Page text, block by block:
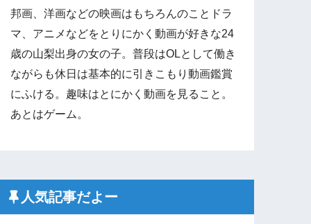
邦画、洋画などの映画はもちろんのことドラ
マ、アニメなどをとりにかく動画が好きな24
歳の山梨出身の女の子。普段はOLとして働き
ながらも休日は基本的に引きこもり動画鑑賞
にふける。趣味はとにかく動画を見ること。
あとはゲーム。
人気記事だよー